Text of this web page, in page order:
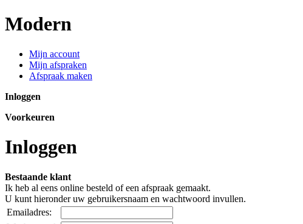
Modern
Mijn account
Mijn afspraken
Afspraak maken
Inloggen
Voorkeuren
Inloggen
Bestaande klant
Ik heb al eens online besteld of een afspraak gemaakt.
U kunt hieronder uw gebruikersnaam en wachtwoord invullen.
Emailadres: